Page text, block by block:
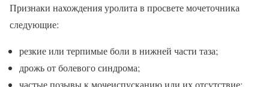
Признаки нахождения уролита в просвете мочеточника
следующие:
резкие или терпимые боли в нижней части таза;
дрожь от болевого синдрома;
частые позывы к мочеиспусканию или их отсутствие;